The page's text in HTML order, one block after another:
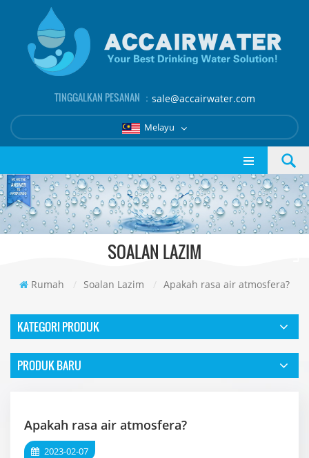
TINGGALKAN PESANAN ： sale@accairwater.com
Melayu
SOALAN LAZIM
Rumah / Soalan Lazim / Apakah rasa air atmosfera?
KATEGORI PRODUK
PRODUK BARU
Apakah rasa air atmosfera?
2023-02-07